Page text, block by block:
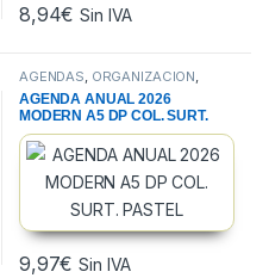
8,94€ Sin IVA
AGENDAS, ORGANIZACION,
PAPELERIA
AGENDA ANUAL 2026
MODERN A5 DP COL. SURT.
PASTEL
9,97€ Sin IVA